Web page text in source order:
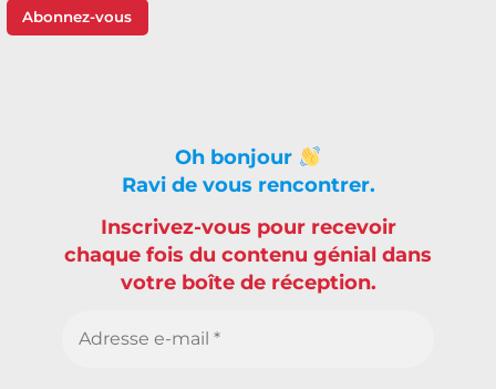
Abonnez-vous
Oh bonjour
Ravi de vous rencontrer.
Inscrivez-vous pour recevoir
chaque fois du contenu génial dans
votre boîte de réception.